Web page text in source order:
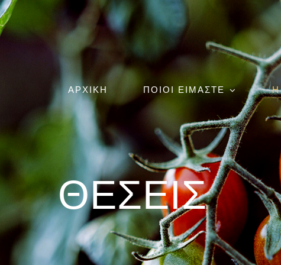
ΑΡΧΙΚΗ ΠΟΙΟΙ ΕΙΜΑΣΤΕ Η
ΘΕΣΕΙΣ